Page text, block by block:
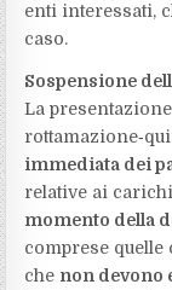
enti interessati,
caso.
Sospensione
La
immediata dei
relative ai
momento della
comprese quelle
che non devono